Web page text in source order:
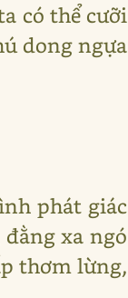
có thể cưỡi
dong ngựa
phát giác
xa ngó
thơm lừng,